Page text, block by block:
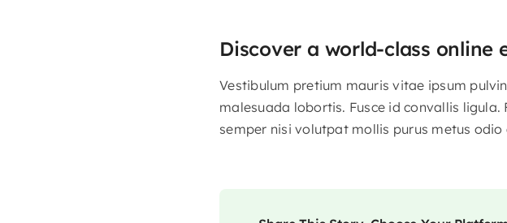
Discover a world-class online
Vestibulum pretium mauris vitae ipsum
malesuada lobortis. Fusce id convallis
semper nisi volutpat mollis purus metus odio